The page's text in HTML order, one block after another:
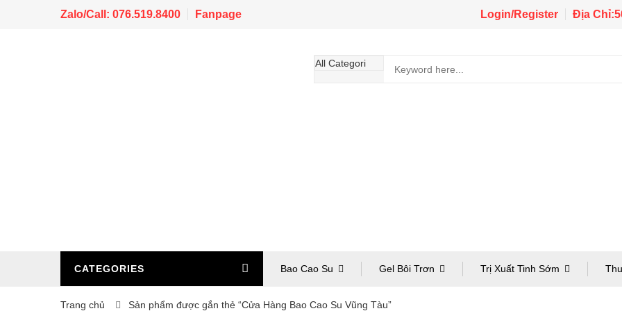
Zalo/Call: 076.519.8400 Fanpage Login/Register Địa
CATEGORIES Bao Cao Su Gel Bôi Trơn Trị Xuất Tinh Sớm
Trang chủ Sản phẩm được gắn thẻ “Cửa Hàng Bao Cao Su Vũng Tàu”